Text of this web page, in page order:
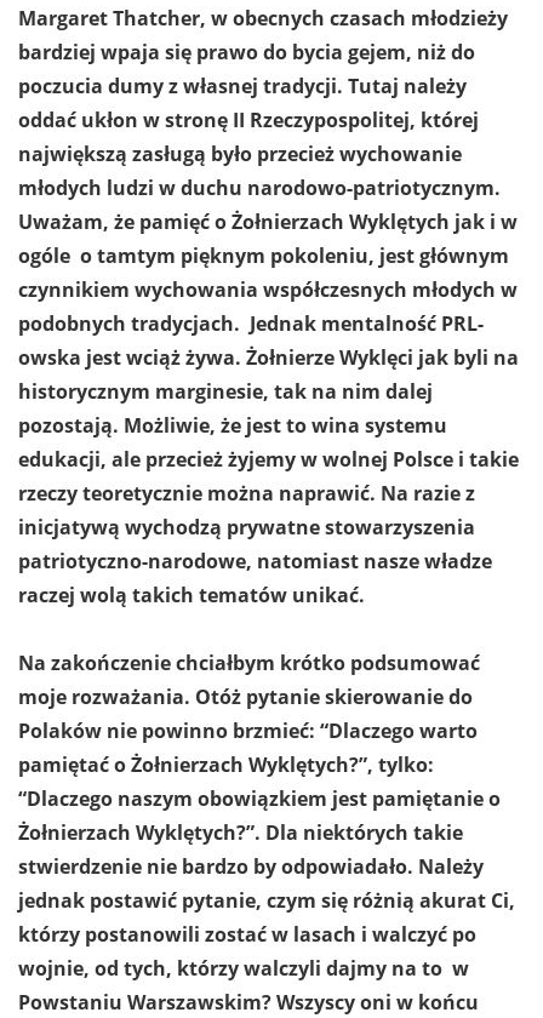
Margaret Thatcher, w obecnych czasach młodzieży
bardziej wpaja się prawo do bycia gejem, niż do
poczucia dumy z własnej tradycji. Tutaj należy
oddać ukłon w stronę II Rzeczypospolitej, której
największą zasługą było przecież wychowanie
młodych ludzi w duchu narodowo-patriotycznym.
Uważam, że pamięć o Żołnierzach Wyklętych jak i w
ogóle o tamtym pięknym pokoleniu, jest głównym
czynnikiem wychowania współczesnych młodych w
podobnych tradycjach. Jednak mentalność PRL-
owska jest wciąż żywa. Żołnierze Wyklęci jak byli na
historycznym marginesie, tak na nim dalej
pozostają. Możliwie, że jest to wina systemu
edukacji, ale przecież żyjemy w wolnej Polsce i takie
rzeczy teoretycznie można naprawić. Na razie z
inicjatywą wychodzą prywatne stowarzyszenia
patriotyczno-narodowe, natomiast nasze władze
raczej wolą takich tematów unikać.
Na zakończenie chciałbym krótko podsumować
moje rozważania. Otóż pytanie skierowanie do
Polaków nie powinno brzmieć: “Dlaczego warto
pamiętać o Żołnierzach Wyklętych?”, tylko:
“Dlaczego naszym obowiązkiem jest pamiętanie o
Żołnierzach Wyklętych?”. Dla niektórych takie
stwierdzenie nie bardzo by odpowiadało. Należy
jednak postawić pytanie, czym się różnią akurat Ci,
którzy postanowili zostać w lasach i walczyć po
wojnie, od tych, którzy walczyli dajmy na to w
Powstaniu Warszawskim? Wszyscy oni w końcu